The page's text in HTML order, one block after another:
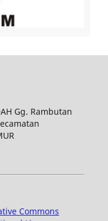
Gg. Rambutan
Commons